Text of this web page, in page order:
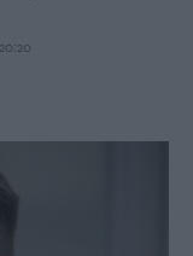
20:20